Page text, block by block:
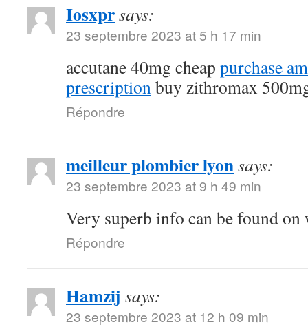
Iosxprsays:
23 septembre 2023 at 5 h 17 min
accutane 40mg cheap purchase
prescriptionbuy zithromax
Répondre
meilleur plombier lyonsays:
23 septembre 2023 at 9 h 49 min
Very superb info can be found on
Répondre
Hamzij says:
23 septembre 2023 at 12 h 09 min